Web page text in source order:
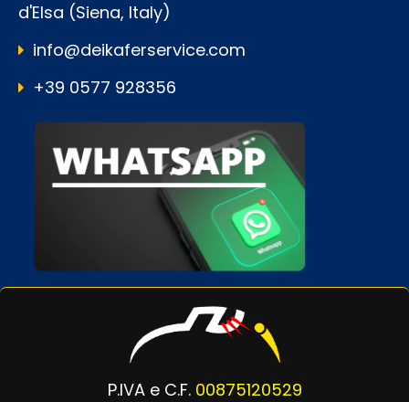
d'Elsa (Siena, Italy)
info@deikaferservice.com
+39 0577 928356
P.IVA e C.F. 00875120529